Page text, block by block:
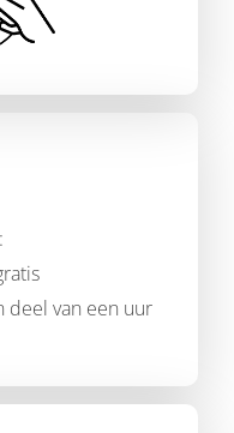
deel van een uur